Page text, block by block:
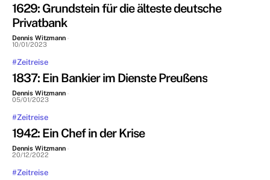
1629: Grundstein für die älteste deutsche
Privatbank
Dennis Witzmann -
10/01/2023
#Zeitreise
1837: Ein Bankier im Dienste Preußens
Dennis Witzmann -
05/01/2023
#Zeitreise
1942: Ein Chef in der Krise
Dennis Witzmann -
20/12/2022
#Zeitreise